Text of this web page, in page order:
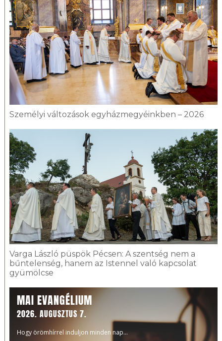
Személyi változások egyházmegyéinkben – 2026
Varga László püspök Pécsen: A szentség nem a
bűntelenség, hanem az Istennel való kapcsolat
gyümölcse
MAI EVANGÉLIUM
2026. AUGUSZTUS 7.
Hogy örömhírrel induljon minden nap...